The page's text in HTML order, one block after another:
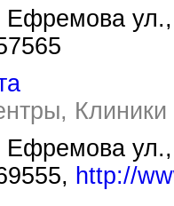
Ефремова
Клиники
Ефремова
http://